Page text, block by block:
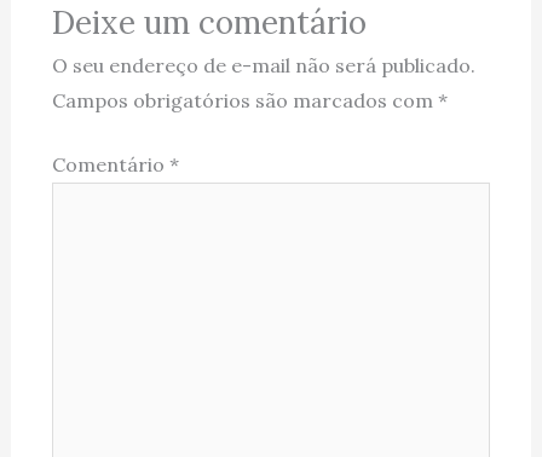
Deixe um comentário
O seu endereço de e-mail não será publicado.
Campos obrigatórios são marcados com *
Comentário *